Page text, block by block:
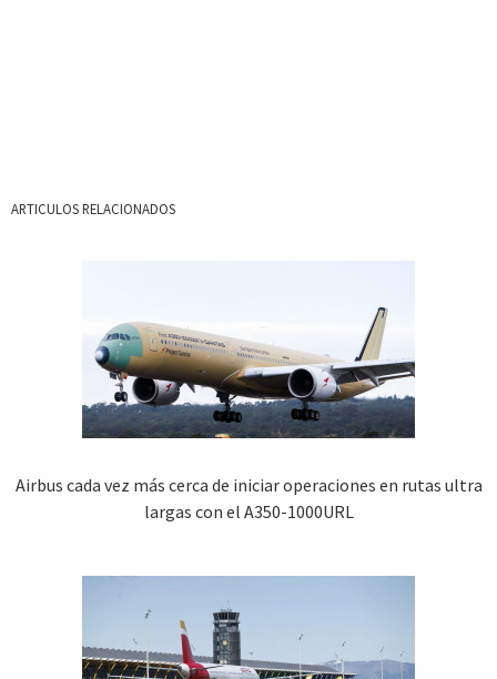
ARTICULOS RELACIONADOS
Airbus cada vez más cerca de iniciar operaciones en rutas ultra
largas con el A350-1000URL